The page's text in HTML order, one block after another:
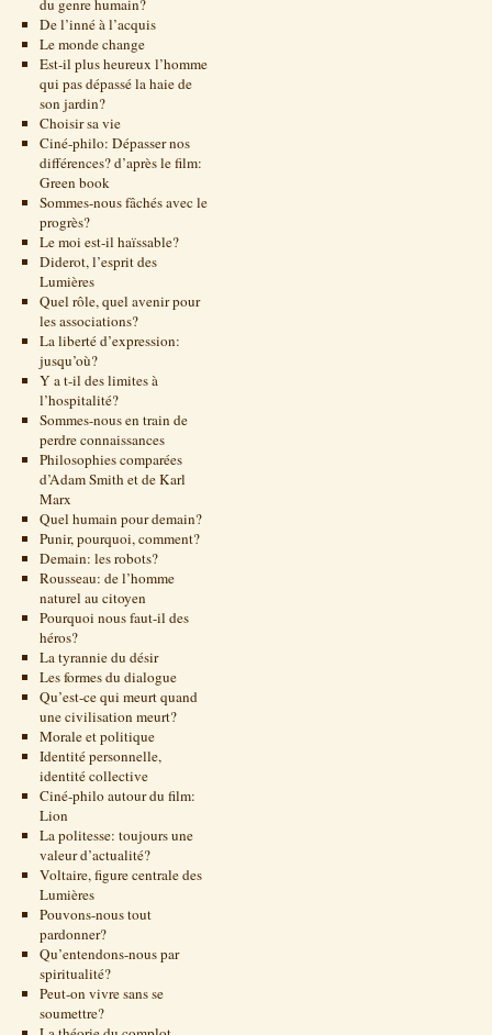
du genre humain?
De l’inné à l’acquis
Le monde change
Est-il plus heureux l’homme
qui pas dépassé la haie de
son jardin?
Choisir sa vie
Ciné-philo: Dépasser nos
différences? d’après le film:
Green book
Sommes-nous fâchés avec le
progrès?
Le moi est-il haïssable?
Diderot, l’esprit des
Lumières
Quel rôle, quel avenir pour
les associations?
La liberté d’expression:
jusqu’où?
Y a t-il des limites à
l’hospitalité?
Sommes-nous en train de
perdre connaissances
Philosophies comparées
d’Adam Smith et de Karl
Marx
Quel humain pour demain?
Punir, pourquoi, comment?
Demain: les robots?
Rousseau: de l’homme
naturel au citoyen
Pourquoi nous faut-il des
héros?
La tyrannie du désir
Les formes du dialogue
Qu’est-ce qui meurt quand
une civilisation meurt?
Morale et politique
Identité personnelle,
identité collective
Ciné-philo autour du film:
Lion
La politesse: toujours une
valeur d’actualité?
Voltaire, figure centrale des
Lumières
Pouvons-nous tout
pardonner?
Qu’entendons-nous par
spiritualité?
Peut-on vivre sans se
soumettre?